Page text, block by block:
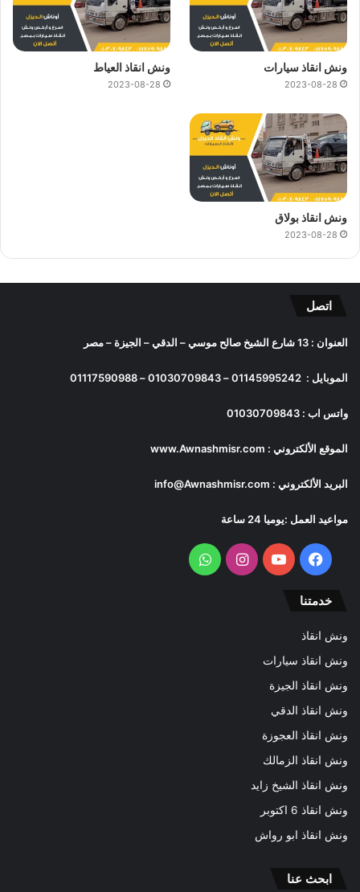
ونش انقاذ سيارات
2023-08-28
ونش انقاذ العياط
2023-08-28
ونش انقاذ بولاق
2023-08-28
اتصل
العنوان : 13 شارع الشيخ صالح موسي – الدقي – الجيزة – مصر
الموبايل : 01145995242
–
01030709843
–
01117590988
واتس اب : 01030709843
الموقع الألكتروني : www.Awnashmisr.com
البريد الألكتروني : info@Awnashmisr.com
مواعيد العمل :يوميا 24 ساعة
فيسبوكيوتيوب انستقرامواتساب
خدمتنا
ونش انقاذ
ونش انقاذ سيارات
ونش انقاذ الجيزة
ونش انقاذ الدقي
ونش انقاذ العجوزة
ونش انقاذ الزمالك
ونش انقاذ الشيخ زايد
ونش انقاذ 6 اكتوبر
ونش انقاذ ابو رواش
ابحث عنا